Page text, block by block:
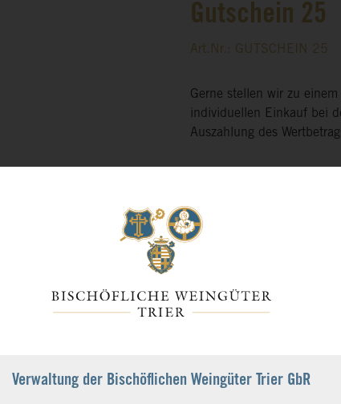
Gutschein 25
Art.Nr.: GUTSCHEIN 25
Gerne stellen wir zu
individuellen Einkauf bei
Auszahlung des
inkl. 0% MwSt.
zzgl. Versandkosten
Sofort verfügbar,
-
Verwaltung der Bischöflichen Weingüter Trier GbR